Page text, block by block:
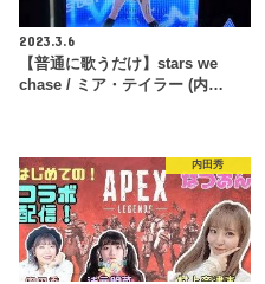
2023.3.6
【普通に歌うだけ】stars we
chase / ミア・テイラー (内…
内田秀